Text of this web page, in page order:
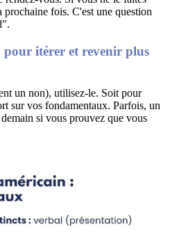
prochaine fois. C'est une question
.
itérer et revenir plus
un non), utilisez-le. Soit pour
sur vos fondamentaux. Parfois, un
si vous prouvez que vous